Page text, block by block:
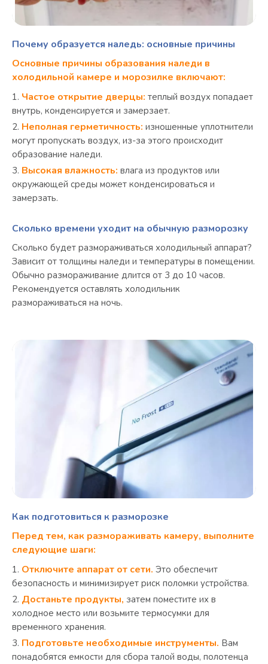
Почему образуется наледь: основные причины
Основные причины образования наледи в
холодильной камере и морозилке включают:
Частое открытие дверцы: теплый воздух попадает
внутрь, конденсируется и замерзает.
Неполная герметичность: изношенные уплотнители
могут пропускать воздух, из-за этого происходит
образование наледи.
Высокая влажность: влага из продуктов или
окружающей среды может конденсироваться и
замерзать.
Сколько времени уходит на обычную разморозку
Сколько будет размораживаться холодильный аппарат?
Зависит от толщины наледи и температуры в помещении.
Обычно размораживание длится от 3 до 10 часов.
Рекомендуется оставлять холодильник
размораживаться на ночь.
Как подготовиться к разморозке
Перед тем, как размораживать камеру, выполните
следующие шаги:
Отключите аппарат от сети. Это обеспечит
безопасность и минимизирует риск поломки устройства.
Достаньте продукты, затем поместите их в
холодное место или возьмите термосумки для
временного хранения.
Подготовьте необходимые инструменты. Вам
понадобятся емкости для сбора талой воды, полотенца